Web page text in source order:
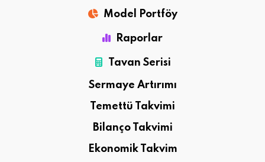
Model Portföy
Raporlar
Tavan Serisi
Sermaye Artırımı
Temettü Takvimi
Bilanço Takvimi
Ekonomik Takvim